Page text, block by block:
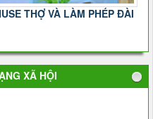
THỢ VÀ LÀM PHÉP ĐÀI
XÃ HỘI